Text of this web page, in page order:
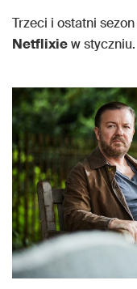
Trzeci i ostatni sezon
Netflixiew styczniu.